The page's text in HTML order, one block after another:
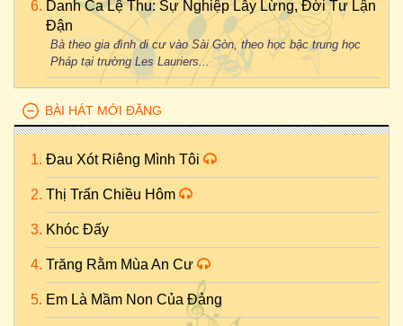
Danh Ca Lệ Thu: Sự Nghiệp Lẫy Lừng, Đời Tư Lận
Đận
Bà theo gia đình di cư vào Sài Gòn, theo học bậc trung học
Pháp tại trường Les Lauriers...
BÀI HÁT MỚI ĐĂNG
Đau Xót Riêng Mình Tôi
Thị Trấn Chiều Hôm
Khóc Đấy
Trăng Rằm Mùa An Cư
Em Là Mầm Non Của Đảng